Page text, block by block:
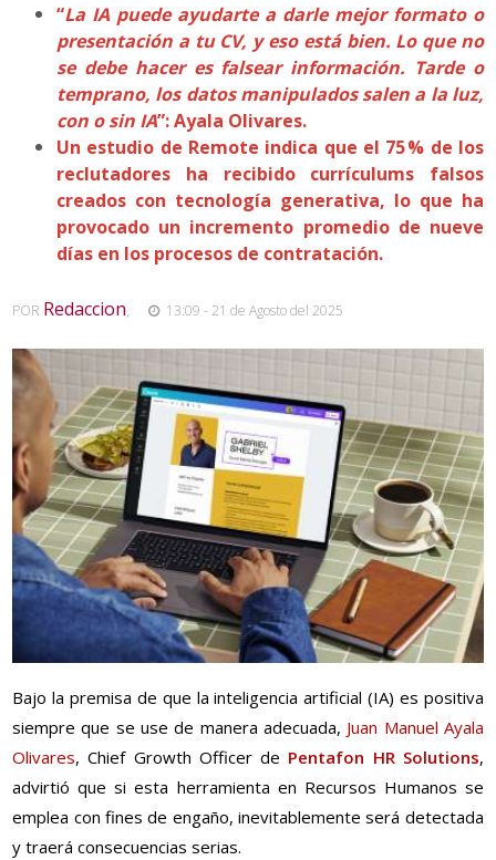
“La IA puede ayudarte a darle mejor formato o
presentación a tu CV, y eso está bien. Lo que no
se debe hacer es falsear información. Tarde o
temprano, los datos manipulados salen a la luz,
con o sin IA”: Ayala Olivares.
Un estudio de Remote indica que el 75 % de los
reclutadores ha recibido currículums falsos
creados con tecnología generativa, lo que ha
provocado un incremento promedio de nueve
días en los procesos de contratación.
POR Redaccion, 13:09 - 21 de Agosto del 2025
Bajo la premisa de que la inteligencia artificial (IA) es positiva
siempre que se use de manera adecuada, Juan Manuel Ayala
Olivares, Chief Growth Officer de Pentafon HR Solutions,
advirtió que si esta herramienta en Recursos Humanos se
emplea con fines de engaño, inevitablemente será detectada
y traerá consecuencias serias.